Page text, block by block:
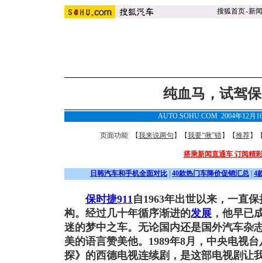
搜狐首页-新闻
纯血马，试驾
AUTO.SOHU.COM 2004年12
页面功能 【我来说两句 】【我要“揪”错】【推荐】
搭乘新闻直通车 订阅精
日韩汽车和手机全面对比 40款热门车降价促销汇总 4
保时捷911自1963年出世以来，一直
构。经过几十年循序渐进的发展 ，他早已
迷的梦中之车。无论国内还是国外汽车杂
美的语言赞美他。1989年8月，中央电视
探》的西德电视连续剧，是这部电视剧让